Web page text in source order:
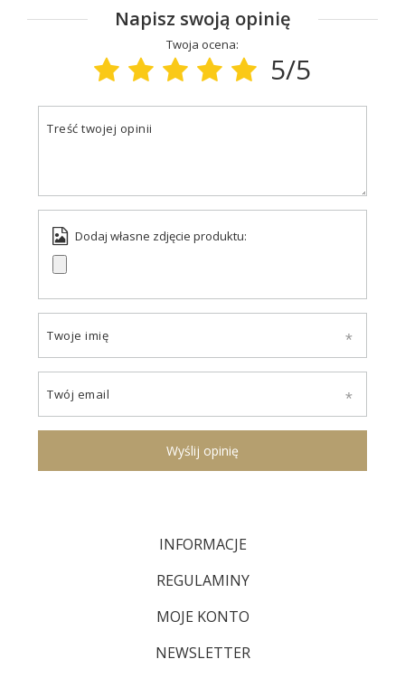
Napisz swoją opinię
Twoja ocena:
5/5
Treść twojej opinii
Dodaj własne zdjęcie produktu:
Twoje imię
Twój email
Wyślij opinię
INFORMACJE
REGULAMINY
MOJE KONTO
NEWSLETTER